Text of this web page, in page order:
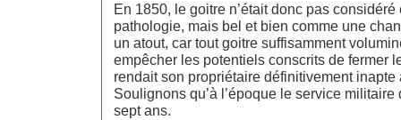
En 1850, le goitre n’était donc pas considéré
pathologie, mais bel et bien comme une
un atout, car tout goitre suffisamment
empêcher les potentiels conscrits de fermer
rendait son propriétaire définitivement
Soulignons qu’à l’époque le service militaire
sept ans.